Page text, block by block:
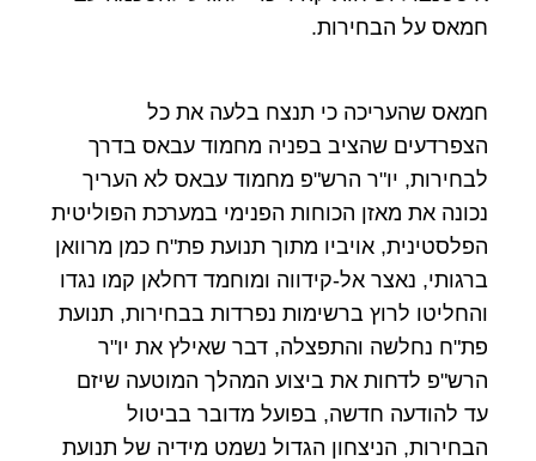
חמאס על הבחירות.
חמאס שהעריכה כי תנצח בלעה את כל
הצפרדעים שהציב בפניה מחמוד עבאס בדרך
לבחירות, יו"ר הרש"פ מחמוד עבאס לא העריך
נכונה את מאזן הכוחות הפנימי במערכת הפוליטית
הפלסטינית, אויביו מתוך תנועת פת"ח כמן מרוואן
ברגותי, נאצר אל-קידווה ומוחמד דחלאן קמו נגדו
והחליטו לרוץ ברשימות נפרדות בבחירות, תנועת
פת"ח נחלשה והתפצלה, דבר שאילץ את יו"ר
הרש"פ לדחות את ביצוע המהלך המוטעה שיזם
עד להודעה חדשה, בפועל מדובר בביטול
הבחירות, הניצחון הגדול נשמט מידיה של תנועת